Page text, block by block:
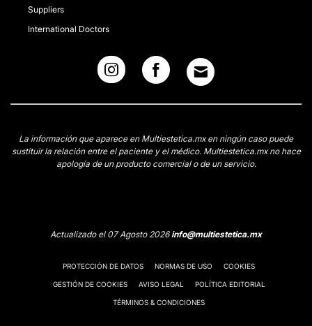
Suppliers
International Doctors
La información que aparece en Multiestetica.mx en ningún caso puede
sustituir la relación entre el paciente y el médico. Multiestetica.mx no hace
apología de un producto comercial o de un servicio.
Actualizado el 07 Agosto 2026info@multiestetica.mx
PROTECCIÓN DE DATOS NORMAS DE USO COOKIES
GESTIÓN DE COOKIES AVISO LEGAL POLÍTICA EDITORIAL
TÉRMINOS & CONDICIONES